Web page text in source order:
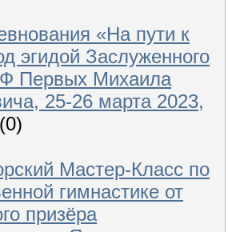
«На пути к
эгидой Заслуженного
Первых Михаила
25-26 марта 2023,
(0)
Мастер-Класс по
гимнастике от
призёра